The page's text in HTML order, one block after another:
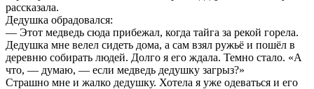
рассказала.
Дедушка обрадовался:
— Этот медведь сюда прибежал, когда тайга за рекой горела.
Дедушка мне велел сидеть дома, а сам взял ружьё и пошёл в
деревню собирать людей. Долго я его ждала. Темно стало. «А
что, — думаю, — если медведь дедушку загрыз?»
Страшно мне и жалко дедушку. Хотела я уже одеваться и его